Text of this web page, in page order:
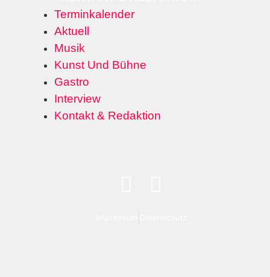
Terminkalender
Aktuell
Musik
Kunst Und Bühne
Gastro
Interview
Kontakt & Redaktion